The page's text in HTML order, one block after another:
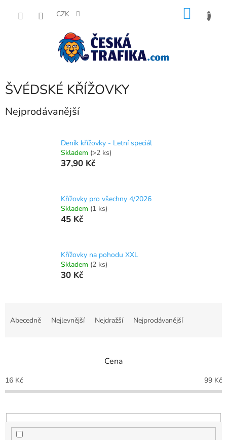
CZK
ŠVÉDSKÉ KŘÍŽOVKY
Nejprodávanější
Deník křížovky - Letní speciál
Skladem (>2 ks)
37,90 Kč
Křížovky pro všechny 4/2026
Skladem (1 ks)
45 Kč
Křížovky na pohodu XXL
Skladem (2 ks)
30 Kč
p
r
o
u
Abecedně Nejlevnější Nejdražší Nejprodávanější
Cena
16 Kč 99 Kč